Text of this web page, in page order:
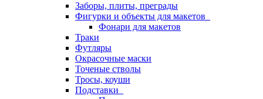
Заборы, плиты, преграды
Фигурки и объекты для макетов
Фонари для макетов
Траки
Футляры
Окрасочные маски
Точеные стволы
Тросы, коуши
Подставки